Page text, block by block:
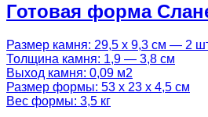
Готовая форма
Размер камня: 29,5 х 9,3 см — 2
Толщина камня: 1,9 — 3,8 см
Выход камня: 0,09 м2
Размер формы: 53 х 23 х 4,5 см
Вес формы: 3,5 кг